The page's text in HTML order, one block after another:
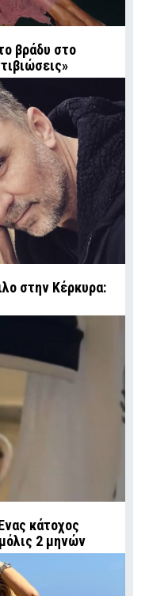
βράδυ στο
στην Κέρκυρα:
κάτοχος
μόλις 2 μηνών